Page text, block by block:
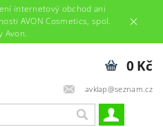
internetový obchod ani
AVON Cosmetics, spol.
Avon.
avklap@seznam.cz
0 Kč